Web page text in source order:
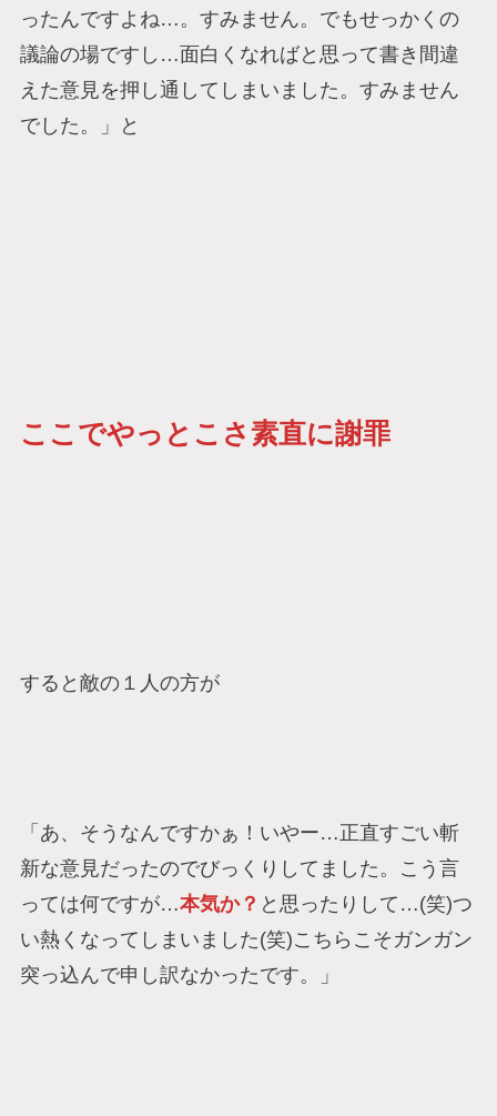
ったんですよね…。すみません。でもせっかくの
議論の場ですし…面白くなればと思って書き間違
えた意見を押し通してしまいました。すみません
でした。」と
ここでやっとこさ素直に謝罪
すると敵の１人の方が
「あ、そうなんですかぁ！いやー…正直すごい斬
新な意見だったのでびっくりしてました。こう言
っては何ですが…本気か？ と思ったりして…(笑)つ
い熱くなってしまいました(笑)こちらこそガンガン
突っ込んで申し訳なかったです。」